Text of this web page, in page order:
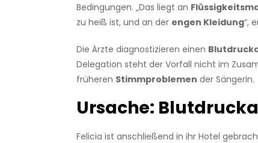
Bedingungen. „Das liegt an
zu heiß ist, und an der engen Kleidung“,
Die Ärzte diagnostizieren einen
Delegation steht der Vorfall nicht im
früheren Stimmproblemen der Sängerin.
Ursache:
Felicia ist anschließend in ihr Hotel